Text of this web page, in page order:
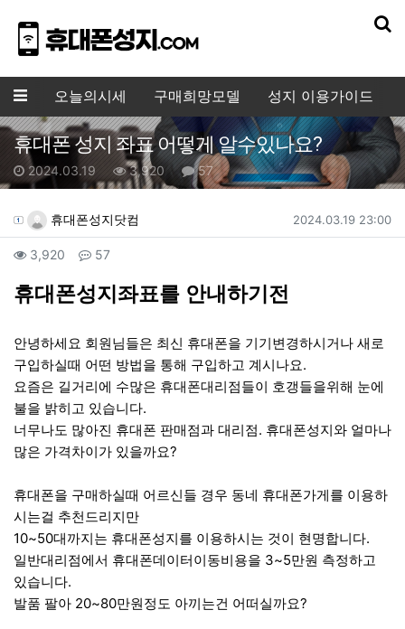
메뉴 오늘의시세 구매희망모델 성지 이용가이드
휴대폰 성지 좌표 어떻게 알수있나요?
작성일
2024.03.19 조회수3,920 댓글수57
작성자 정보
휴대폰성지닷컴 작성일
2024.03.19 23:00
컨텐츠 정보
3,920 조회 57댓글
본문
휴대폰성지좌표를 안내하기전
안녕하세요 회원님들은 최신 휴대폰을 기기변경하시거나 새로
구입하실때 어떤 방법을 통해 구입하고 계시나요.
요즘은 길거리에 수많은 휴대폰대리점들이 호갱들을위해 눈에
불을 밝히고 있습니다.
너무나도 많아진 휴대폰 판매점과 대리점. 휴대폰성지와 얼마나
많은 가격차이가 있을까요?
휴대폰을 구매하실때 어르신들 경우 동네 휴대폰가게를 이용하
시는걸 추천드리지만
10~50대까지는 휴대폰성지를 이용하시는 것이 현명합니다.
일반대리점에서 휴대폰데이터이동비용을 3~5만원 측정하고
있습니다.
발품 팔아 20~80만원정도 아끼는건 어떠실까요?